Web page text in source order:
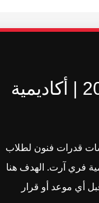
أفضل كورسات قدرات فنون لطلاب الدبلومة البريطانية 2026 | أكاديمية
قدرات فنون لطلاب
فري آرت. الهدف هنا
أي موعد أو قرار